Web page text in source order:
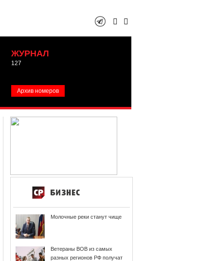
ЖУРНАЛ
127
Архив номеров
Молочные реки станут чище
Ветераны ВОВ из самых
разных регионов РФ получат